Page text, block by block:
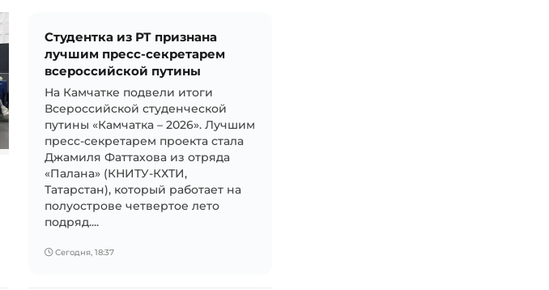
Студентка из РТ признана
лучшим пресс-секретарем
всероссийской путины
На Камчатке подвели итоги
Всероссийской студенческой
путины «Камчатка – 2026». Лучшим
пресс-секретарем проекта стала
Джамиля Фаттахова из отряда
«Палана» (КНИТУ-КХТИ,
Татарстан), который работает на
полуострове четвертое лето
подряд....
Сегодня, 18:37